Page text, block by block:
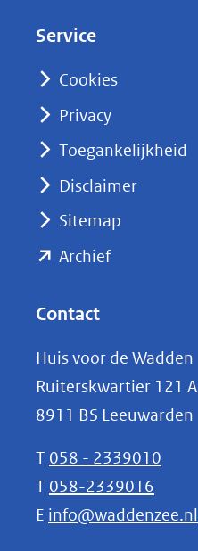
nieuw
naar
Service
Cookies
Privacy
Toegankelijkheid
Disclaimer
Sitemap
Archief(opent
(verwijst
naar
een
andere
website)
Contact
Huis voor de Wadden
Ruiterskwartier 121 A
8911 BS Leeuwarden
T 058 - 2339010
T 058-2339016
E info@waddenzee.nl